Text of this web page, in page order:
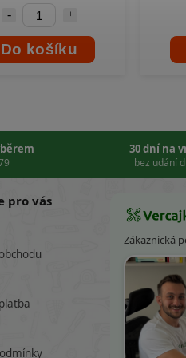
Do košíku
30 dní na
bez udání
pro vás
Zákaznická